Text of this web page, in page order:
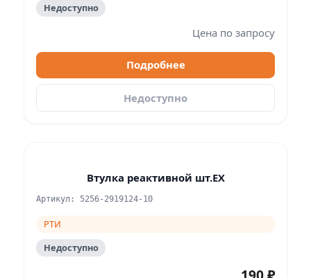
Недоступно
Цена по запросу
Подробнее
Недоступно
Втулка реактивной шт.EX
Артикул: 5256-2919124-10
РТИ
Недоступно